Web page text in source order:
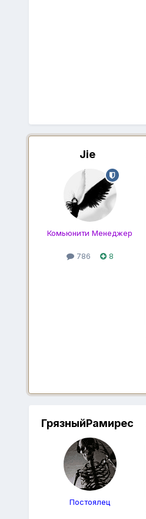
Jie
Комьюнити Менеджер
786 8
ГрязныйРамирес
Постоялец